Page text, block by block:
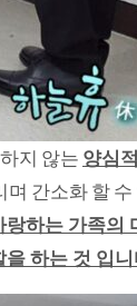
지 않는 양심
간소화 할 수
랑하는 가족의
하는 것 입